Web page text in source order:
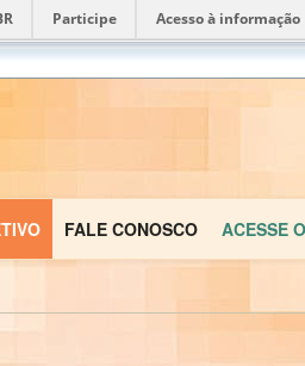
Participe Acesso à informação
FALE CONOSCO ACESSE